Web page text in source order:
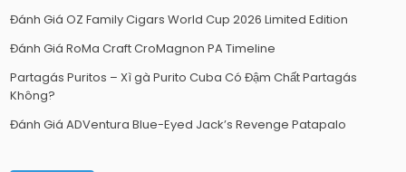
Đánh Giá OZ Family Cigars World Cup 2026 Limited Edition
Đánh Giá RoMa Craft CroMagnon PA Timeline
Partagás Puritos – Xì gà Purito Cuba Có Đậm Chất Partagás
Không?
Đánh Giá ADVentura Blue-Eyed Jack’s Revenge Patapalo